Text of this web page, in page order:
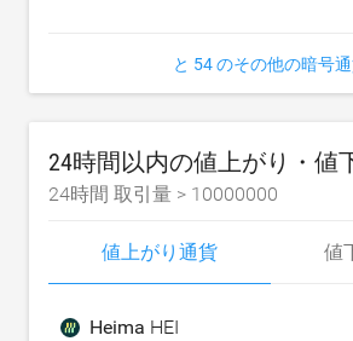
と 54 のその他の暗号
24時間以内の値上がり・値
24時間 取引量 > 10000000
値上がり通貨 値
Heima HEI